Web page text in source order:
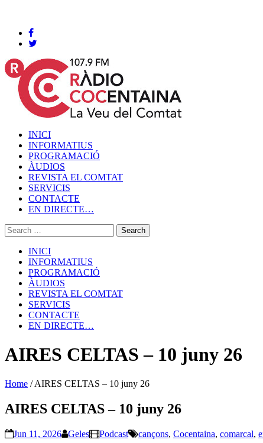
INICI
INFORMATIUS
PROGRAMACIÓ
ÀUDIOS
REVISTA EL COMTAT
SERVICIS
CONTACTE
EN DIRECTE…
INICI
INFORMATIUS
PROGRAMACIÓ
ÀUDIOS
REVISTA EL COMTAT
SERVICIS
CONTACTE
EN DIRECTE…
AIRES CELTAS – 10 juny 26
Home /AIRES CELTAS – 10 juny 26
AIRES CELTAS – 10 juny 26
Jun 11, 2026 Geles Podcast cançons, Cocentaina, comarcal,